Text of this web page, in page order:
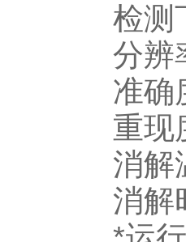
检测
分辨
准确
重现
消解
消解